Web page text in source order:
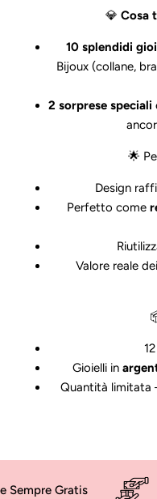
💎 Cosa
10 splendidi
Bijoux (collane,
2 sorprese speciali
🌟
Design
Perfetto come
Valore reale
Gioielli in
Quantità limitata
Gratis Paga